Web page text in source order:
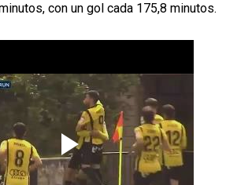
con un gol cada 175,8 minutos.